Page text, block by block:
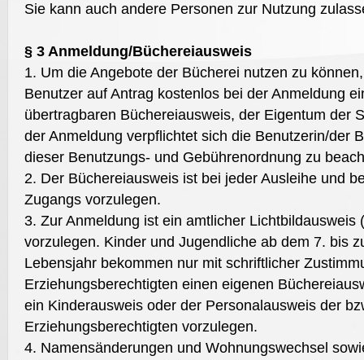
Sie kann auch andere Personen zur Nutzung
§ 3 Anmeldung/Büchereiausweis
1. Um die Angebote der Bücherei nutzen zu
Benutzer auf Antrag kostenlos bei der Anmeldung
übertragbaren Büchereiausweis, der Eigentum der
der Anmeldung verpflichtet sich die Benutzerin/der
dieser Benutzungs- und Gebührenordnung zu
2. Der Büchereiausweis ist bei jeder Ausleihe und
Zugangs vorzulegen.
3. Zur Anmeldung ist ein amtlicher Lichtbildausweis
vorzulegen. Kinder und Jugendliche ab dem 7. bis
Lebensjahr bekommen nur mit schriftlicher
Erziehungsberechtigten einen eigenen
ein Kinderausweis oder der Personalausweis der
Erziehungsberechtigten vorzulegen.
4. Namensänderungen und Wohnungswechsel